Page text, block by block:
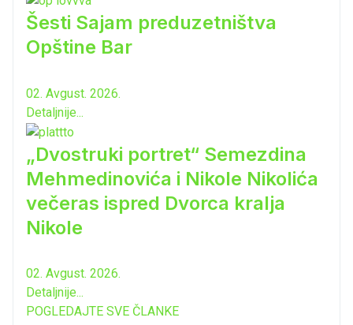
Šesti Sajam preduzetništva
Opštine Bar
02. Avgust. 2026.
Detaljnije...
„Dvostruki portret“ Semezdina
Mehmedinovića i Nikole Nikolića
večeras ispred Dvorca kralja
Nikole
02. Avgust. 2026.
Detaljnije...
POGLEDAJTE SVE ČLANKE